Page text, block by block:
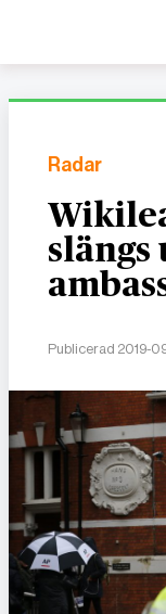
Radar
slängs
Publicerad 2019-